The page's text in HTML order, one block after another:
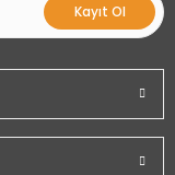
Kayıt Ol